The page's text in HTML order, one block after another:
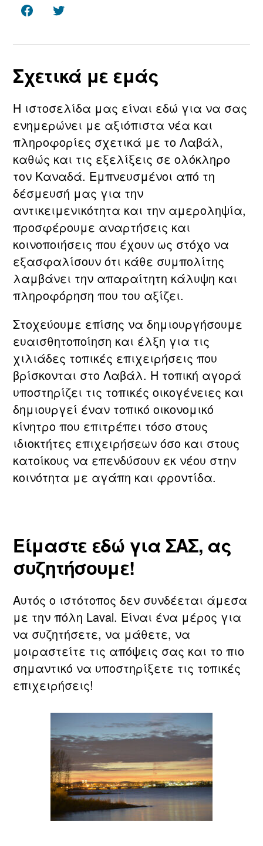
FacebookTwitter
Σχετικά με εμάς
Η ιστοσελίδα μας είναι εδώ για να σας
ενημερώνει με αξιόπιστα νέα και
πληροφορίες σχετικά με τo Λαβάλ,
καθώς και τις εξελίξεις σε ολόκληρο
τον Καναδά. Εμπνευσμένοι από τη
δέσμευσή μας για την
αντικειμενικότητα και την αμεροληψία,
προσφέρουμε αναρτήσεις και
κοινοποιήσεις που έχουν ως στόχο να
εξασφαλίσουν ότι κάθε συμπολίτης
λαμβάνει την απαραίτητη κάλυψη και
πληροφόρηση που του αξίζει.
Στοχεύουμε επίσης να δημιουργήσουμε
ευαισθητοποίηση και έλξη για τις
χιλιάδες τοπικές επιχειρήσεις που
βρίσκονται στο Λαβάλ. Η τοπική αγορά
υποστηρίζει τις τοπικές οικογένειες και
δημιουργεί έναν τοπικό οικονομικό
κίνητρο που επιτρέπει τόσο στους
ιδιοκτήτες επιχειρήσεων όσο και στους
κατοίκους να επενδύσουν εκ νέου στην
κοινότητα με αγάπη και φροντίδα.
Είμαστε εδώ για ΣΑΣ, ας
συζητήσουμε!
Αυτός ο ιστότοπος δεν συνδέεται άμεσα
με την πόλη Laval. Είναι ένα μέρος για
να συζητήσετε, να μάθετε, να
μοιραστείτε τις απόψεις σας και το πιο
σημαντικό να υποστηρίξετε τις τοπικές
επιχειρήσεις!